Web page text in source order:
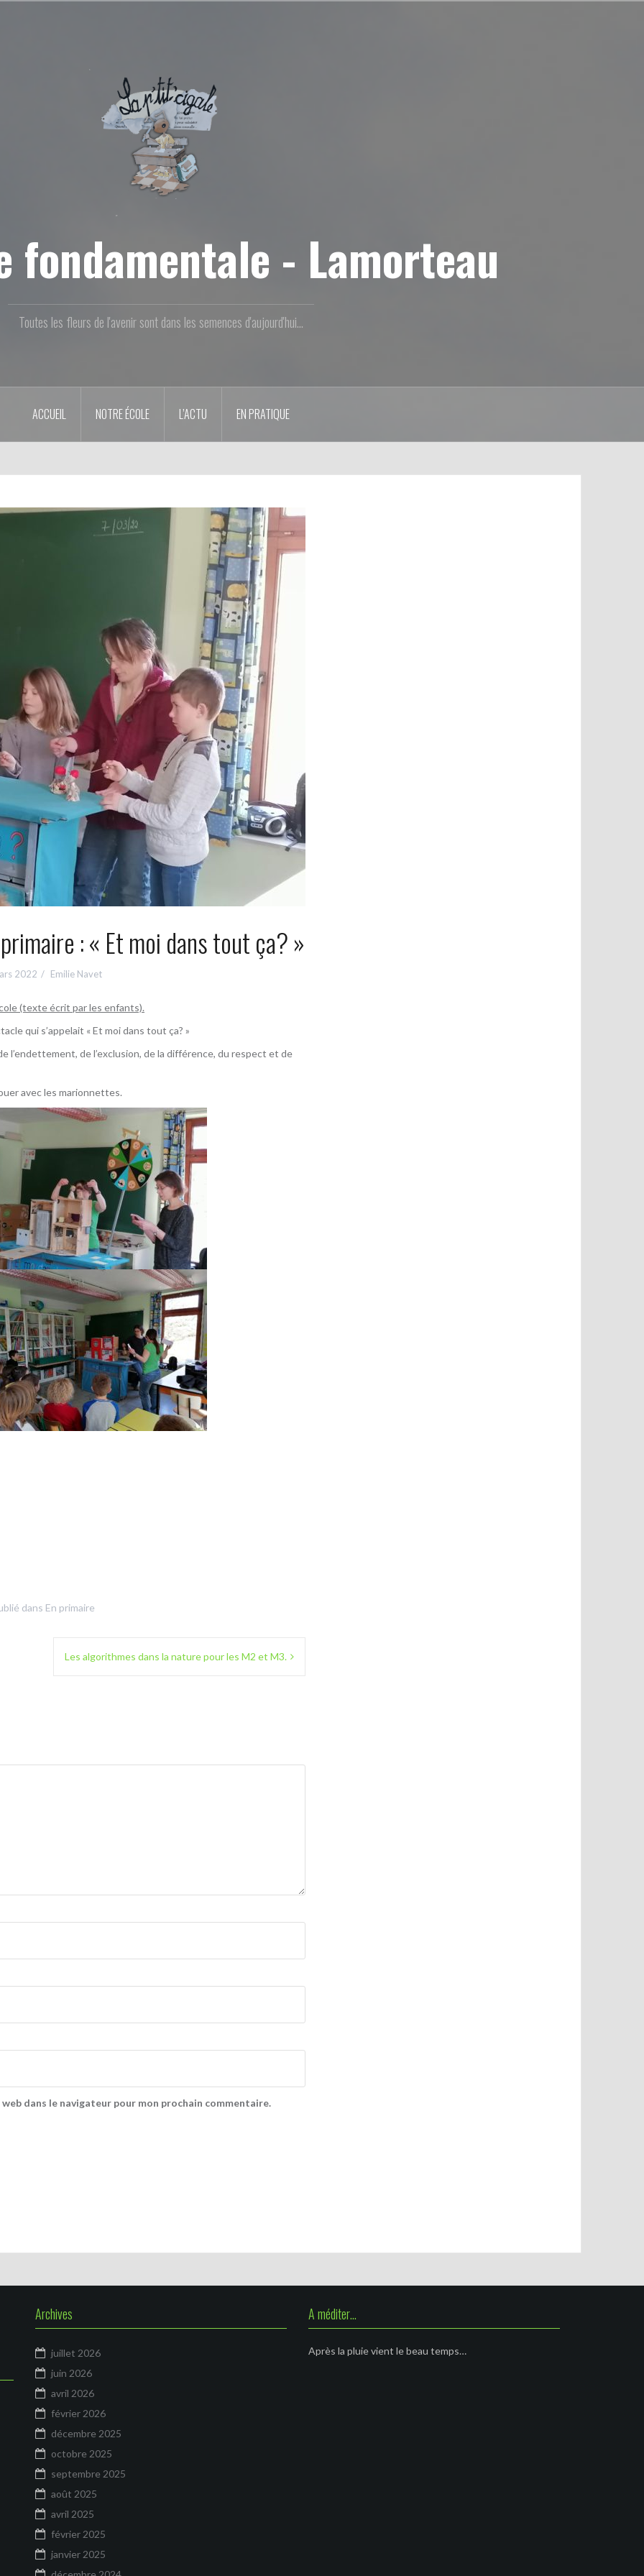
fondamentale - Lamorteau
Toutes les fleurs de l'avenir sont dans les semences d'aujourd'hui...
ACCUEIL NOTRE ÉCOLE L’ACTU EN PRATIQUE
: « Et moi dans tout ça? »
2022 Emilie Navet
(texte écrit par les enfants).
qui s’appelait « Et moi dans tout ça? »
l’endettement, de l’exclusion, de la différence, du respect et de
avec les marionnettes.
dans En primaire
Les algorithmes dans la nature pour les M2 et M3.
dans le navigateur pour mon prochain commentaire.
Archives
juillet 2026
juin 2026
avril 2026
février 2026
décembre 2025
octobre 2025
septembre 2025
août 2025
avril 2025
février 2025
janvier 2025
A méditer…
Après la pluie vient le beau temps…